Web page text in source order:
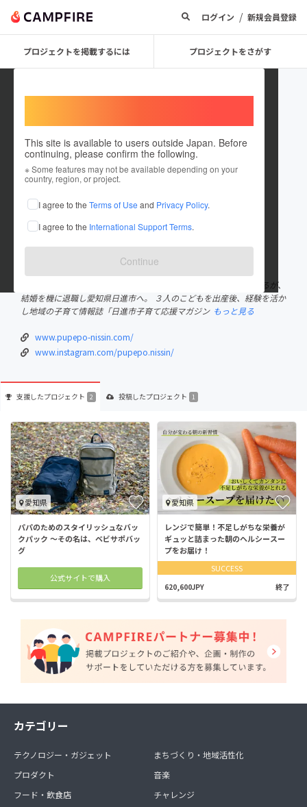
ログイン / 新規会員登録
プロジェクトを掲載するには プロジェクトをさがす
This site is available to users outside Japan. Before
continuing, please confirm the following.
※ Some features may not be available depending on your
country, region, or project.
I agree to the Terms of Use and Privacy Policy.
I agree to the International Support Terms.
Continue
日進市子育て応援マガジン ぷぺ
ぽ 編集長
プロジェクトオーナー
これまでに2回支援して1件のプロジェクトを投稿しています
在住国：日本 現在地：愛知県
出身地：岡山県
岡山県玉野市出身。 岡山・広島でブライダル情報誌の編集に携わるが、
結婚を機に退職し愛知県日進市へ。 ３人のこどもを出産後、経験を活か
し地域の子育て情報誌「日進市子育て応援マガジン もっと見る
www.pupepo-nissin.com/
www.instagram.com/pupepo.nissin/
支援したプロジェクト 2 投稿したプロジェクト 1
愛知県
パパのためのスタイリッシュなバッ
クパック 〜その名は、ベビサポバッ
グ
公式サイトで購入
愛知県
レンジで簡単！不足しがちな栄養が
ギュッと詰まった朝のヘルシースー
プをお届け！
SUCCESS
620,600JPY 終了
カテゴリー
テクノロジー・ガジェット
プロダクト
フード・飲食店
まちづくり・地域活性化
音楽
チャレンジ